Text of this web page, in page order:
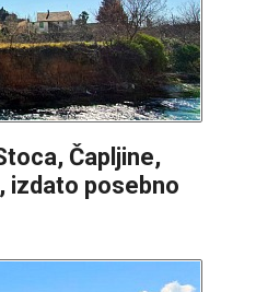
Čapljine,
izdato posebno